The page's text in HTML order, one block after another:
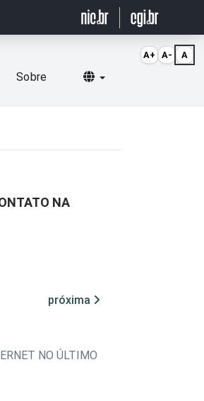
Sobre Selecionar idioma
NA
próxima
NO ÚLTIMO
A+ A- A